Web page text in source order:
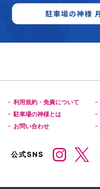
- 利用規約・免責について -
- 駐車場の神様とは -
- お問い合わせ -
公式SNS